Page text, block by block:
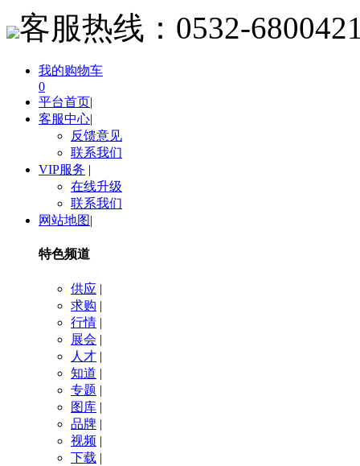
客服热线： 0532-
我的购物车
0
平台首页|
客服中心|
反馈意见
联系我们
VIP服务 |
在线升级
联系我们
网站地图|
特色频道
供应 |
求购 |
行情 |
展会 |
人才 |
知道 |
专题 |
图库 |
品牌 |
视频 |
下载 |